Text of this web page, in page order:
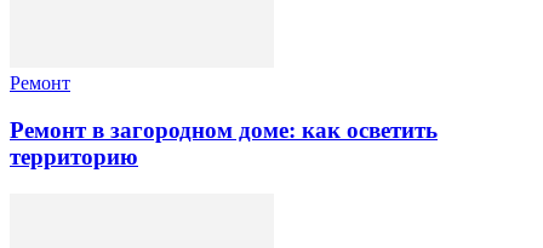
Ремонт
Ремонт в загородном доме: как осветить
территорию